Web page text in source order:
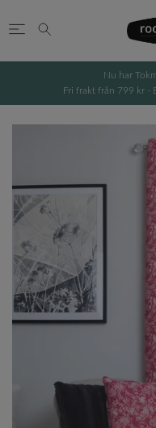
Nu har
Fri frakt från 799 kr -